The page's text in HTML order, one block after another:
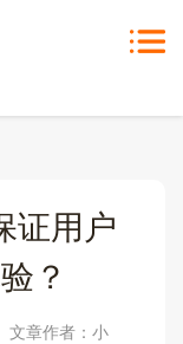
证用户
？
文章作者：小